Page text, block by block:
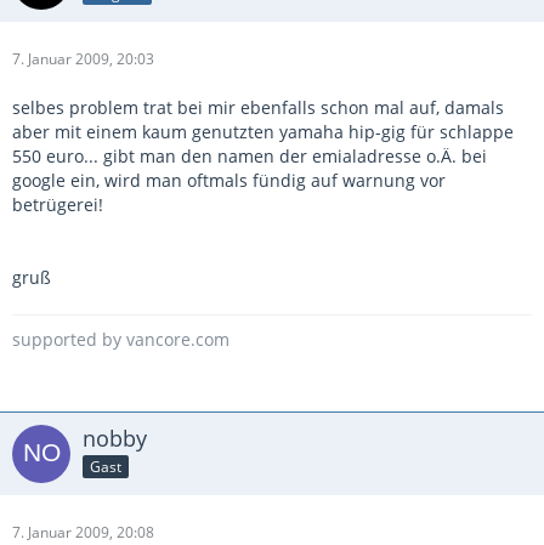
7. Januar 2009, 20:03
selbes problem trat bei mir ebenfalls schon mal auf, damals
aber mit einem kaum genutzten yamaha hip-gig für schlappe
550 euro... gibt man den namen der emialadresse o.Ä. bei
google ein, wird man oftmals fündig auf warnung vor
betrügerei!
gruß
supported by vancore.com
nobby
Gast
7. Januar 2009, 20:08